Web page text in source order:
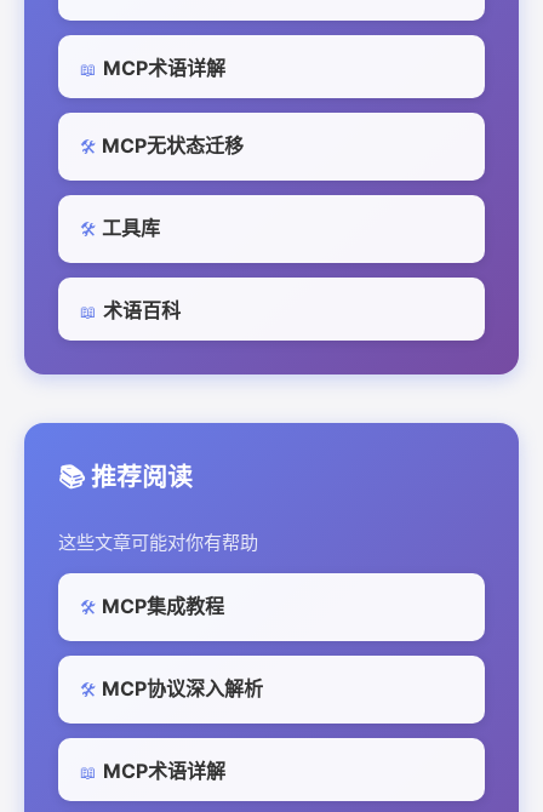
📖 MCP术语详解
🛠️ MCP无状态迁移
🛠️ 工具库
📖 术语百科
📚 推荐阅读
这些文章可能对你有帮助
🛠️ MCP集成教程
🛠️ MCP协议深入解析
📖 MCP术语详解